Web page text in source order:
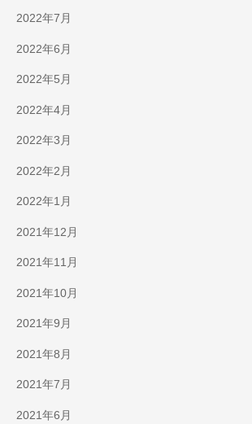
2022年7月
2022年6月
2022年5月
2022年4月
2022年3月
2022年2月
2022年1月
2021年12月
2021年11月
2021年10月
2021年9月
2021年8月
2021年7月
2021年6月